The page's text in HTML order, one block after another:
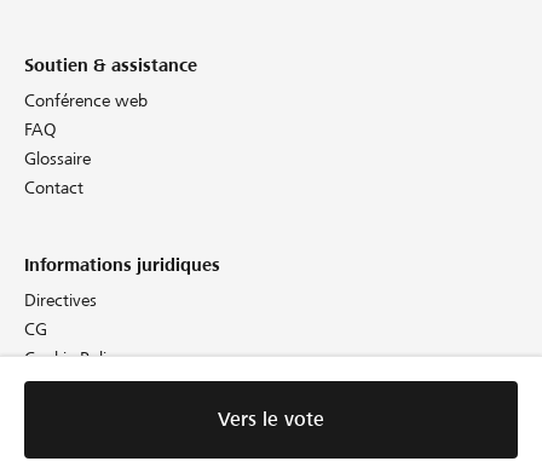
Vers le vote
Vers le vote
Soutien & assistance
Conférence web
FAQ
Glossaire
Contact
Informations juridiques
Directives
CG
Cookie Policy
Protection des données